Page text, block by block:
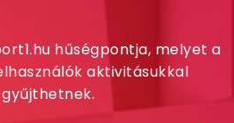
hűségpontja, melyet a
aktivitásukkal
gyűjthetnek.